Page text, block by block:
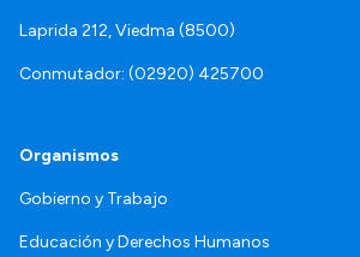
Laprida 212, Viedma (8500)
Conmutador: (02920) 425700
Organismos
Gobierno y Trabajo
Educación y Derechos Humanos